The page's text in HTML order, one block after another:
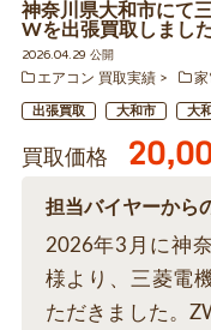
神奈川県大和市にて
Wを出張買取しまし
2026.04.29 公開
エアコン 買取実績
家
出張買取 大和市 大
買取価格
担当バイヤーから
2026年3月に神
様より、三菱電
ただきました。